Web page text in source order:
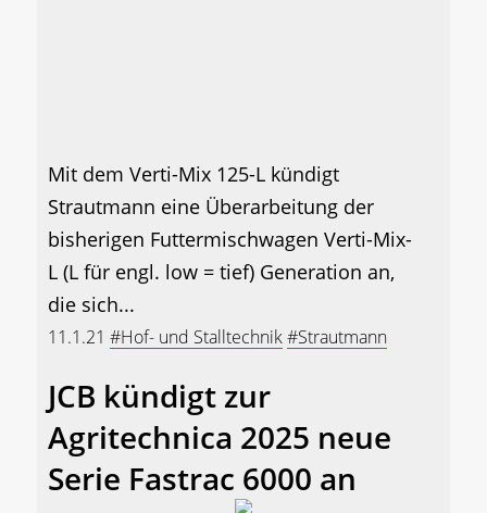
Mit dem Verti-Mix 125-L kündigt
Strautmann eine Überarbeitung der
bisherigen Futtermischwagen Verti-Mix-
L (L für engl. low = tief) Generation an,
die sich...
11.1.21 #Hof- und Stalltechnik#Strautmann
JCB kündigt zur
Agritechnica 2025 neue
Serie Fastrac 6000 an